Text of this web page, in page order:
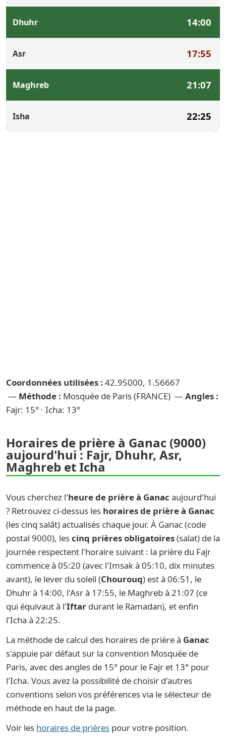
Dhuhr 14:00
Asr 17:55
Maghreb 21:07
Isha 22:25
Coordonnées utilisées : 42.95000, 1.56667
— Méthode : Mosquée de Paris (FRANCE) — Angles :
Fajr: 15° · Icha: 13°
Horaires de prière à Ganac (9000)
aujourd'hui : Fajr, Dhuhr, Asr,
Maghreb et Icha
Vous cherchez l'heure de prière à Ganac aujourd'hui
? Retrouvez ci-dessus les horaires de prière à Ganac
(les cinq salât) actualisés chaque jour. À Ganac (code
postal 9000), lescinq prières obligatoires(salat) de la
journée respectent l'horaire suivant : la prière du Fajr
commence à 05:20 (avec l'Imsak à 05:10, dix minutes
avant), le lever du soleil (Chourouq) est à 06:51, le
Dhuhr à 14:00, l'Asr à 17:55, le Maghreb à 21:07 (ce
qui équivaut à l'Iftar durant le Ramadan), et enfin
l'Icha à 22:25.
La méthode de calcul des horaires de prière à Ganac
s'appuie par défaut sur la convention Mosquée de
Paris, avec des angles de 15° pour le Fajr et 13° pour
l'Icha. Vous avez la possibilité de choisir d'autres
conventions selon vos préférences via le sélecteur de
méthode en haut de la page.
Voir les horaires de prières pour votre position.